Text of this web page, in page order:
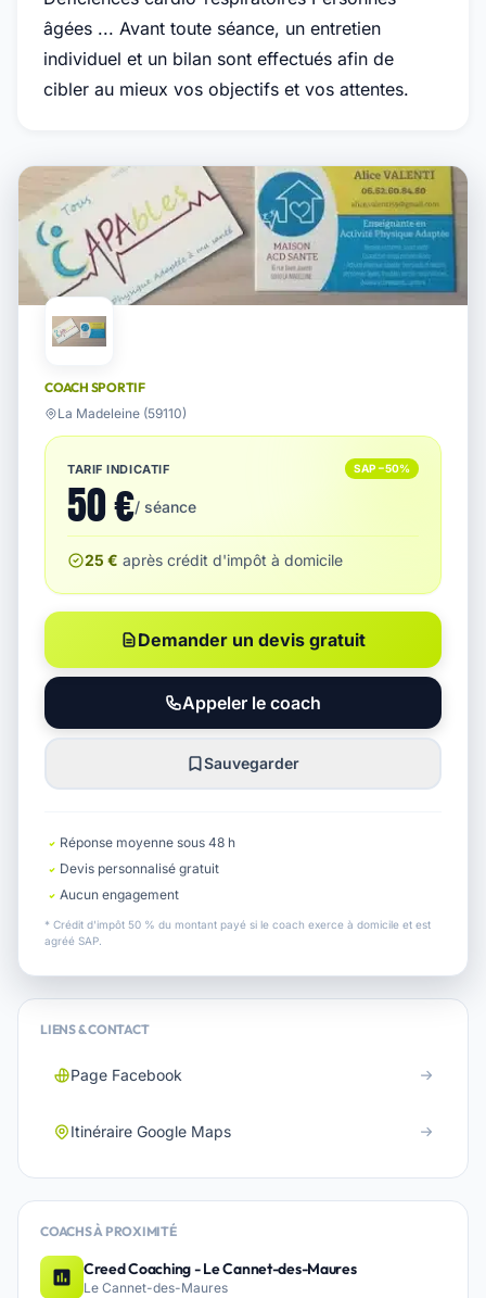
âgées ... Avant toute séance, un entretien
individuel et un bilan sont effectués afin de
cibler au mieux vos objectifs et vos attentes.
COACH SPORTIF
La Madeleine (59110)
TARIF INDICATIF SAP −50%
50 €/ séance
25 € après crédit d'impôt à domicile
Demander un devis gratuit
Appeler le coach
Sauvegarder
Réponse moyenne sous 48 h
Devis personnalisé gratuit
Aucun engagement
* Crédit d'impôt 50 % du montant payé si le coach exerce à domicile et est
agréé SAP.
LIENS & CONTACT
Page Facebook
Itinéraire Google Maps
COACHS À PROXIMITÉ
Creed Coaching - Le Cannet-des-Maures
Le Cannet-des-Maures